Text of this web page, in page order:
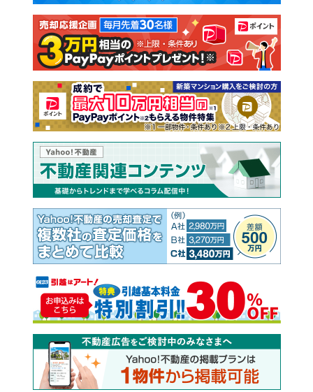
注文住宅 土地
売却査定